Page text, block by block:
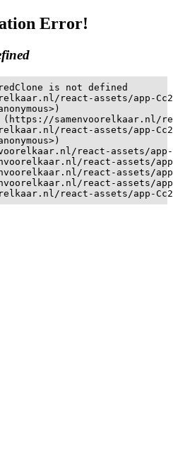
Error!
is not defined
react-assets/app-
samenvoorelkaar.nl/
react-assets/app-
react-assets/
react-assets/
react-assets/
react-assets/
react-assets/app-